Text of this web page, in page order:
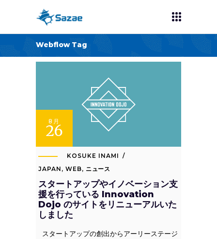
Webflow Tag
8月
26
KOSUKE INAMI
JAPAN , WEB, ニュース
スタートアップやイノベーション支
援を行っている Innovation
Dojo のサイトをリニューアルいた
しました
スタートアップの創出からアーリーステージ